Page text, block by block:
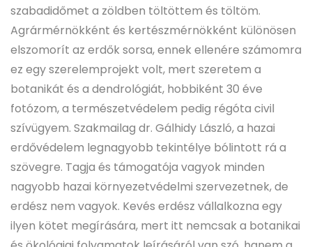
szabadidőmet a zöldben töltöttem és töltöm.
Agrármérnökként és kertészmérnökként különösen
elszomorít az erdők sorsa, ennek ellenére számomra
ez egy szerelemprojekt volt, mert szeretem a
botanikát és a dendrológiát, hobbiként 30 éve
fotózom, a természetvédelem pedig régóta civil
szívügyem. Szakmailag dr. Gálhidy László, a hazai
erdővédelem legnagyobb tekintélye bólintott rá a
szövegre. Tagja és támogatója vagyok minden
nagyobb hazai környezetvédelmi szervezetnek, de
erdész nem vagyok. Kevés erdész vállalkozna egy
ilyen kötet megírására, mert itt nemcsak a botanikai